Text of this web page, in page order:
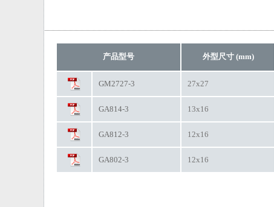
产品型号 外型尺寸 (mm)
GM2727-3 27x27
GA814-3 13x16
GA812-3 12x16
GA802-3 12x16